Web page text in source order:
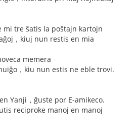
mi tre ŝatis la poŝtajn kartojn
，kiuj nun restis en mia
memera
，kiu nun estis ne eble trovi.
Yanji，ĝuste por E-amikeco.
reciproke manoj en manoj